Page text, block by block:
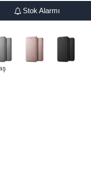
Stok Alarmı